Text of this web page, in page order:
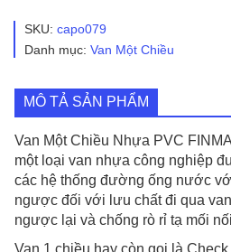
Nhựa
FINMAX
Đầu
Rắc
Co
số
lượng
SKU: capo079
Danh mục: Van Một Chiều
MÔ TẢ SẢN PHẨM
Van Một Chiều Nhựa PVC
một loại van nhựa công nghiệp
các hệ thống đường ống nước
ngược đối với lưu chất đi qua
ngược lại và chống rò rỉ tạ mối